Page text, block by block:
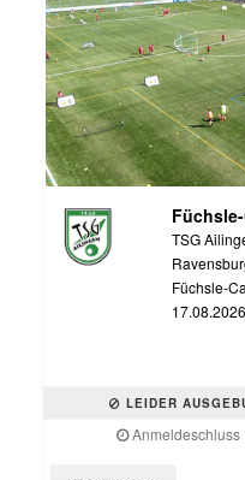
TSG
Füchsle-
LEIDER
Anmeldeschluss